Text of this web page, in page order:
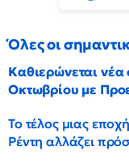
Όλες οι
Καθιερώνεται νέα
Οκτωβρίου με
Το τέλος μιας
Ρέντη αλλάζει